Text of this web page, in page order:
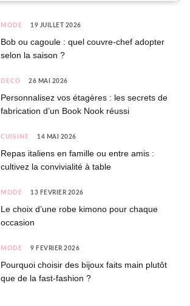
MODE 19 JUILLET 2026
Bob ou cagoule : quel couvre-chef adopter
selon la saison ?
DÉCO 26 MAI 2026
Personnalisez vos étagères : les secrets de
fabrication d’un Book Nook réussi
CUISINE 14 MAI 2026
Repas italiens en famille ou entre amis :
cultivez la convivialité à table
MODE 13 FÉVRIER 2026
Le choix d’une robe kimono pour chaque
occasion
MODE 9 FÉVRIER 2026
Pourquoi choisir des bijoux faits main plutôt
que de la fast-fashion ?